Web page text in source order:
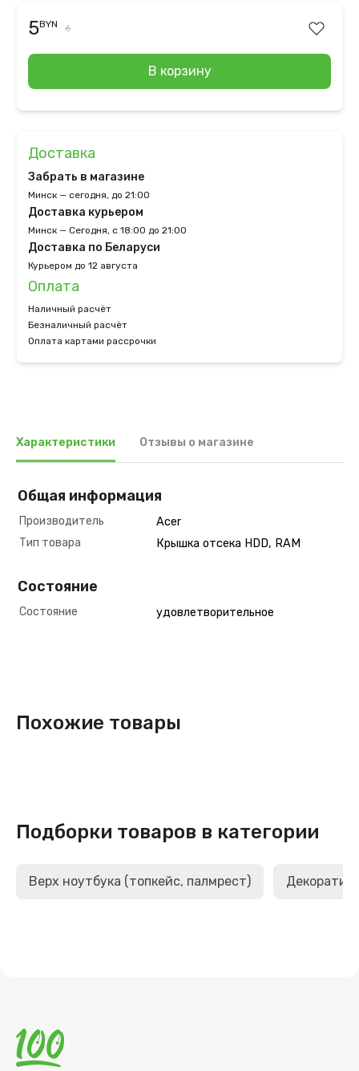
5BYN 6
В корзину
Доставка
Забрать в магазине
Минск — сегодня, до 21:00
Доставка курьером
Минск — Сегодня, с 18:00 до 21:00
Доставка по Беларуси
Курьером до 12 августа
Оплата
Наличный расчёт
Безналичный расчёт
Оплата картами рассрочки
Характеристики Отзывы о магазине
Общая информация
Производитель
Acer
Тип товара
Крышка отсека HDD, RAM
Состояние
Состояние удовлетворительное
Похожие товары
Подборки товаров в категории
Верх ноутбука (топкейс, палмрест)